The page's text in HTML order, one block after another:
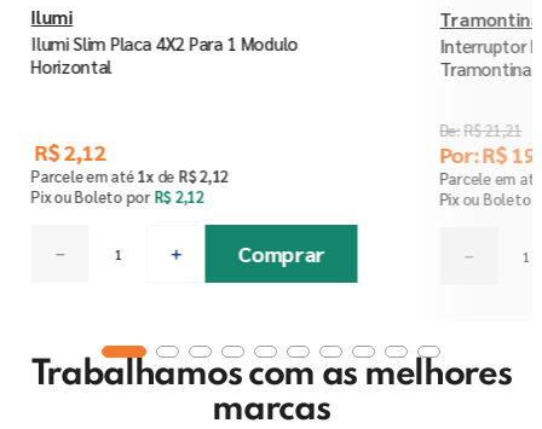
Ilumi
Ilumi Slim Placa 4X2 Para 1 Modulo
Horizontal
R$2,12
Parcele em até1x de R$2,12
Pix ou Boleto porR$ 2,12
＋
－ Comprar
Tramontina
Interruptor
Tramontina
R$21,21
Por:R$19
Parcele em
Pix ou Boleto
－
Trabalhamos com as melhores
marcas